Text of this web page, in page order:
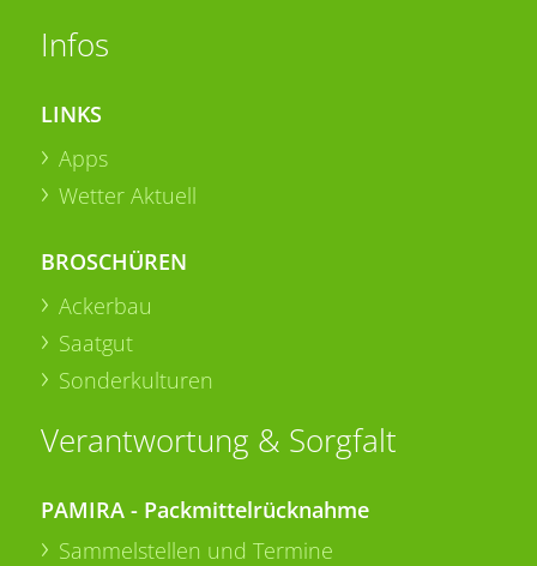
Infos
LINKS
Apps
Wetter Aktuell
BROSCHÜREN
Ackerbau
Saatgut
Sonderkulturen
Verantwortung & Sorgfalt
PAMIRA - Packmittelrücknahme
Sammelstellen und Termine